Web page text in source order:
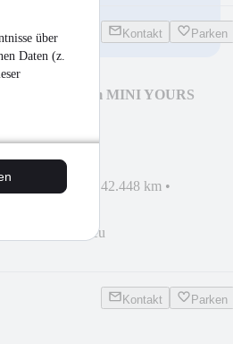
über
Daten (z.
Kontakt Parken
Works Trim MINI YOURS
• EZ 07/2021 42.448 km •
Bremse vorne neu
Kontakt Parken